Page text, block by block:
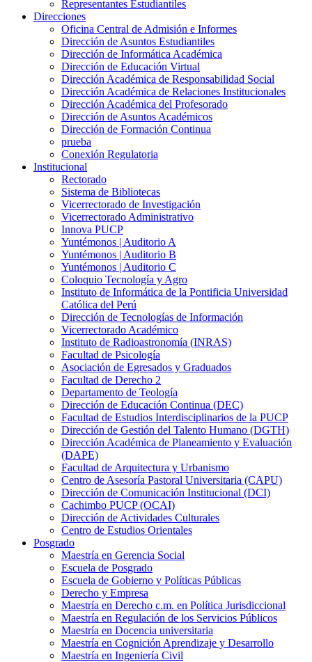
Representantes Estudiantiles
Direcciones
Oficina Central de Admisión e Informes
Dirección de Asuntos Estudiantiles
Dirección de Informática Académica
Dirección de Educación Virtual
Dirección Académica de Responsabilidad Social
Dirección Académica de Relaciones Institucionales
Dirección Académica del Profesorado
Dirección de Asuntos Académicos
Dirección de Formación Continua
prueba
Conexión Regulatoria
Institucional
Rectorado
Sistema de Bibliotecas
Vicerrectorado de Investigación
Vicerrectorado Administrativo
Innova PUCP
Yuntémonos | Auditorio A
Yuntémonos | Auditorio B
Yuntémonos | Auditorio C
Coloquio Tecnología y Agro
Instituto de Informática de la Pontificia Universidad
Católica del Perú
Dirección de Tecnologías de Información
Vicerrectorado Académico
Instituto de Radioastronomía (INRAS)
Facultad de Psicología
Asociación de Egresados y Graduados
Facultad de Derecho 2
Departamento de Teología
Dirección de Educación Continua (DEC)
Facultad de Estudios Interdisciplinarios de la PUCP
Dirección de Gestión del Talento Humano (DGTH)
Dirección Académica de Planeamiento y Evaluación
(DAPE)
Facultad de Arquitectura y Urbanismo
Centro de Asesoría Pastoral Universitaria (CAPU)
Dirección de Comunicación Institucional (DCI)
Cachimbo PUCP (OCAI)
Dirección de Actividades Culturales
Centro de Estudios Orientales
Posgrado
Maestría en Gerencia Social
Escuela de Posgrado
Escuela de Gobierno y Políticas Públicas
Derecho y Empresa
Maestría en Derecho c.m. en Política Jurisdiccional
Maestría en Regulación de los Servicios Públicos
Maestría en Docencia universitaria
Maestría en Cognición Aprendizaje y Desarrollo
Maestría en Ingeniería Civil